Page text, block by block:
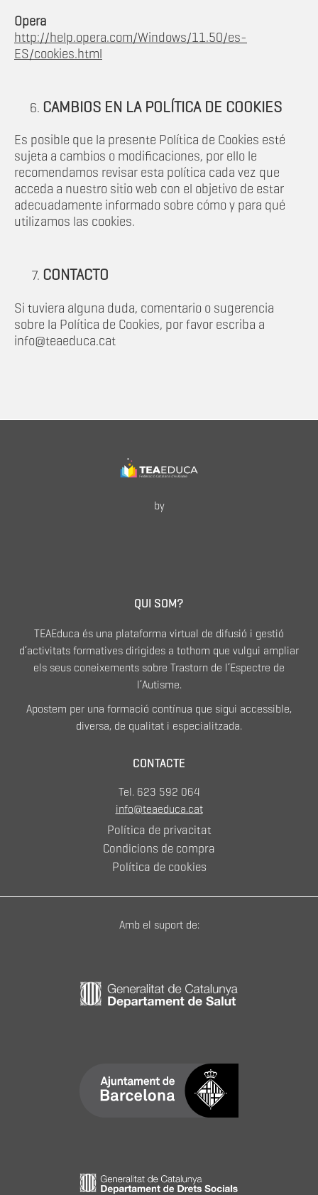
Opera
http://help.opera.com/Windows/11.50/es-
ES/cookies.html
CAMBIOS EN LA POLÍTICA DE COOKIES
Es posible que la presente Política de Cookies esté
sujeta a cambios o modificaciones, por ello le
recomendamos revisar esta política cada vez que
acceda a nuestro sitio web con el objetivo de estar
adecuadamente informado sobre cómo y para qué
utilizamos las cookies.
CONTACTO
Si tuviera alguna duda, comentario o sugerencia
sobre la Política de Cookies, por favor escriba a
info@teaeduca.cat
by
QUI SOM?
TEAEduca és una plataforma virtual de difusió i gestió
d’activitats formatives dirigides a tothom que vulgui ampliar
els seus coneixements sobre Trastorn de l’Espectre de
l’Autisme.
Apostem per una formació contínua que sigui accessible,
diversa, de qualitat i especialitzada.
CONTACTE
Tel. 623 592 064
info@teaeduca.cat
Política de privacitat
Condicions de compra
Política de cookies
Amb el suport de: